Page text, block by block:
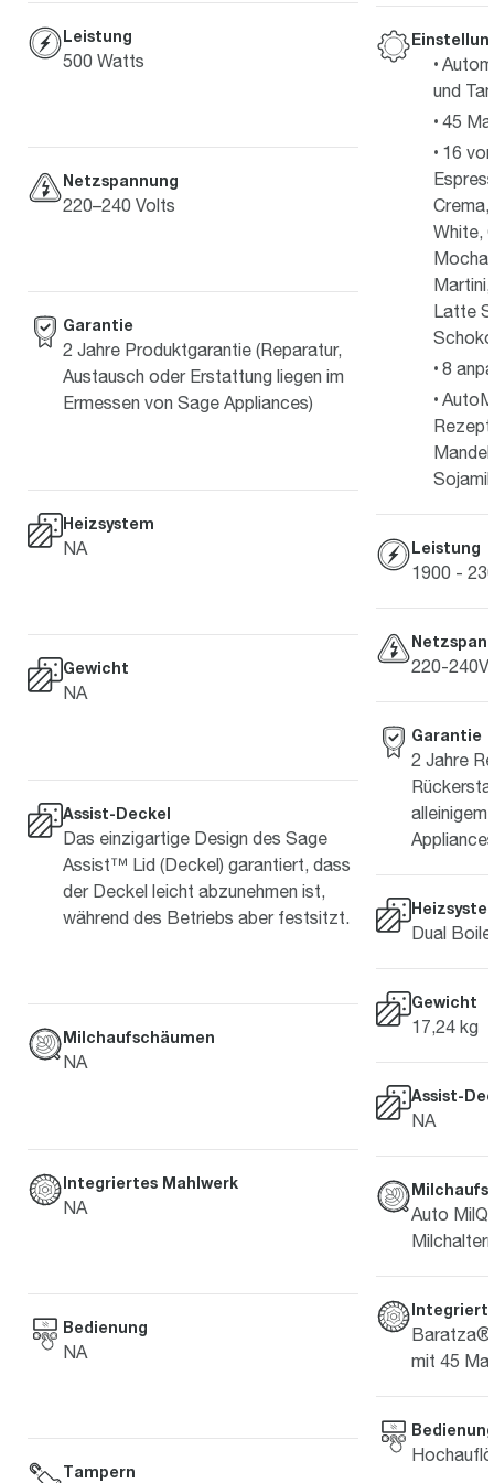
Leistung
500 Watts
Netzspannung
220–240 Volts
Garantie
2 Jahre Produktgarantie (Reparatur,
Austausch oder Erstattung liegen im
Ermessen von Sage Appliances)
Heizsystem
NA
Gewicht
NA
Assist-Deckel
Das einzigartige Design des Sage
Assist™ Lid (Deckel) garantiert, dass
der Deckel leicht abzunehmen ist,
während des Betriebs aber festsitzt.
Milchaufschäumen
NA
Integriertes Mahlwerk
NA
Bedienung
NA
Tampern
und
45
16
White,
Latte
8
Leistung
1900 -
220-
Garantie
2 Jahre
alleinigem
Dual
Gewicht
17,24 kg
Assist-
NA
Auto
Baratza®
mit 45